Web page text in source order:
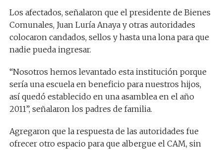
Los afectados, señalaron que el presidente de Bienes
Comunales, Juan Luría Anaya y otras autoridades
colocaron candados, sellos y hasta una lona para que
nadie pueda ingresar.
“Nosotros hemos levantado esta institución porque
sería una escuela en beneficio para nuestros hijos,
así quedó establecido en una asamblea en el año
2011”, señalaron los padres de familia.
Agregaron que la respuesta de las autoridades fue
ofrecer otro espacio para que albergue el CAM, sin